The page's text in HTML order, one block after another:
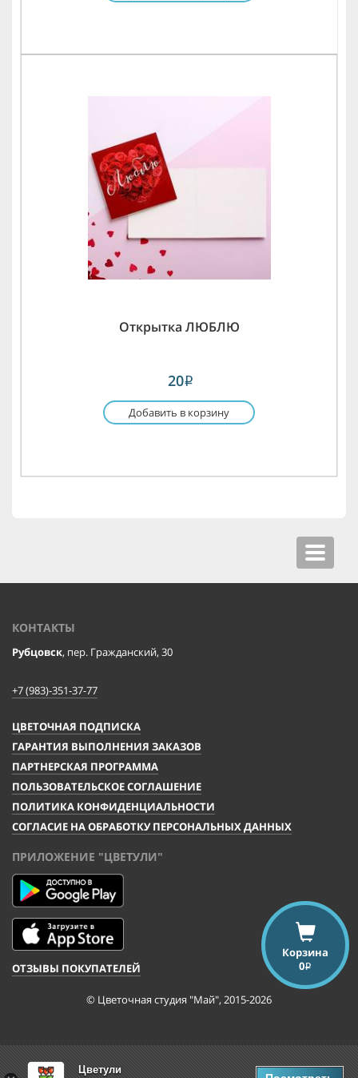
Открытка ЛЮБЛЮ
20i
Добавить в корзину
Toggle
КОНТАКТЫ
Рубцовск, пер. Гражданский, 30
+7 (983)-351-37-77
ЦВЕТОЧНАЯ ПОДПИСКА
ГАРАНТИЯ ВЫПОЛНЕНИЯ ЗАКАЗОВ
ПАРТНЕРСКАЯ ПРОГРАММА
ПОЛЬЗОВАТЕЛЬСКОЕ СОГЛАШЕНИЕ
ПОЛИТИКА КОНФИДЕНЦИАЛЬНОСТИ
СОГЛАСИЕ НА ОБРАБОТКУ ПЕРСОНАЛЬНЫХ ДАННЫХ
ПРИЛОЖЕНИЕ "ЦВЕТУЛИ"
ОТЗЫВЫ ПОКУПАТЕЛЕЙ
© Цветочная студия "Май", 2015-2026
Корзина
0i
Цветули